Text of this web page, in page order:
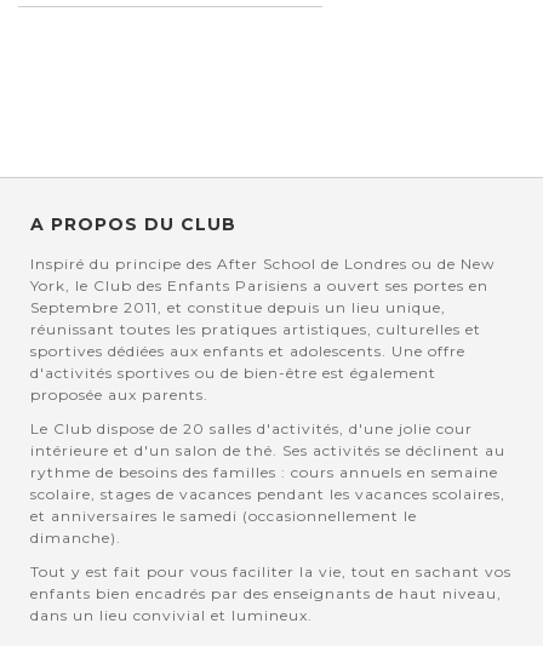
A PROPOS DU CLUB
Inspiré du principe des After School de Londres ou de New
York, le Club des Enfants Parisiens a ouvert ses portes en
Septembre 2011, et constitue depuis un lieu unique,
réunissant toutes les pratiques artistiques, culturelles et
sportives dédiées aux enfants et adolescents. Une offre
d'activités sportives ou de bien-être est également
proposée aux parents.
Le Club dispose de 20 salles d'activités, d'une jolie cour
intérieure et d'un salon de thé. Ses activités se déclinent au
rythme de besoins des familles : cours annuels en semaine
scolaire, stages de vacances pendant les vacances scolaires,
et anniversaires le samedi (occasionnellement le
dimanche).
Tout y est fait pour vous faciliter la vie, tout en sachant vos
enfants bien encadrés par des enseignants de haut niveau,
dans un lieu convivial et lumineux.